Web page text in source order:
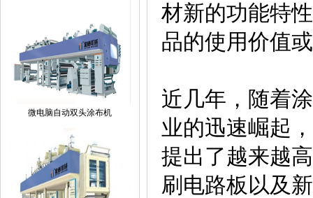
微电脑自动双头涂布机
材新的功能特
品的使用价值
近几年，随着
业的迅速崛起
提出了越来越
刷电路板以及